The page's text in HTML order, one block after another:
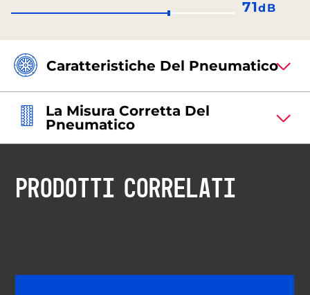
71dB
Caratteristiche Del Pneumatico
La Misura Corretta Del
Pneumatico
PRODOTTI CORRELATI